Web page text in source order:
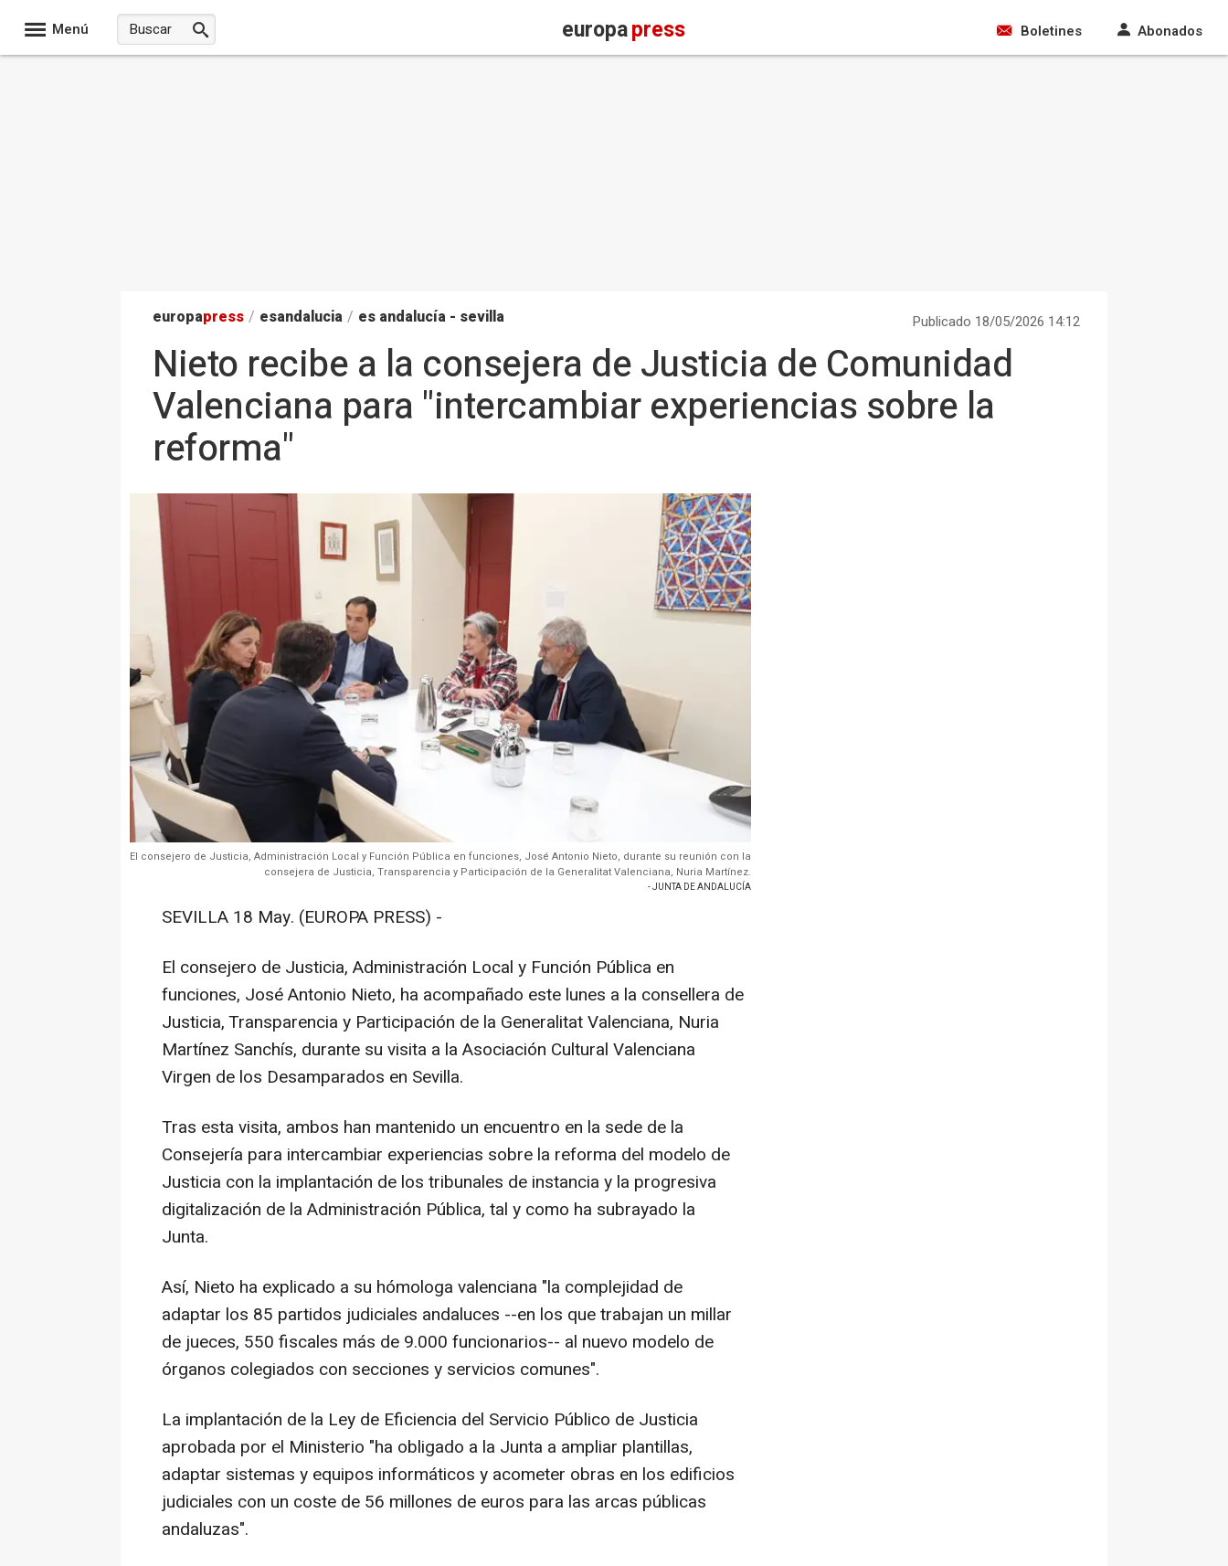
Menú europapress Boletines Abonados
europapress / esandalucia / es andalucía - sevilla Publicado 18/05/2026 14:12
Nieto recibe a la consejera de Justicia de Comunidad
Valenciana para "intercambiar experiencias sobre la
reforma"
El consejero de Justicia, Administración Local y Función Pública en funciones, José Antonio Nieto, durante su reunión con la
consejera de Justicia, Transparencia y Participación de la Generalitat Valenciana, Nuria Martínez.
- JUNTA DE ANDALUCÍA
SEVILLA 18 May. (EUROPA PRESS) -
El consejero de Justicia, Administración Local y Función Pública en
funciones, José Antonio Nieto, ha acompañado este lunes a la consellera de
Justicia, Transparencia y Participación de la Generalitat Valenciana, Nuria
Martínez Sanchís, durante su visita a la Asociación Cultural Valenciana
Virgen de los Desamparados en Sevilla.
Tras esta visita, ambos han mantenido un encuentro en la sede de la
Consejería para intercambiar experiencias sobre la reforma del modelo de
Justicia con la implantación de los tribunales de instancia y la progresiva
digitalización de la Administración Pública, tal y como ha subrayado la
Junta.
Así, Nieto ha explicado a su hómologa valenciana "la complejidad de
adaptar los 85 partidos judiciales andaluces --en los que trabajan un millar
de jueces, 550 fiscales más de 9.000 funcionarios-- al nuevo modelo de
órganos colegiados con secciones y servicios comunes".
La implantación de la Ley de Eficiencia del Servicio Público de Justicia
aprobada por el Ministerio "ha obligado a la Junta a ampliar plantillas,
adaptar sistemas y equipos informáticos y acometer obras en los edificios
judiciales con un coste de 56 millones de euros para las arcas públicas
andaluzas".